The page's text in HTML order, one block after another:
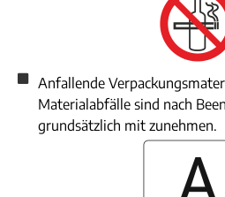
Anfallende
Materialabfälle sind nach
grundsätzlich mit zunehmen.